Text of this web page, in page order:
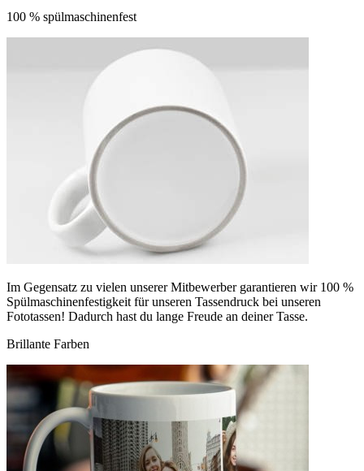
100 % spülmaschinenfest
Im Gegensatz zu vielen unserer Mitbewerber garantieren wir 100 %
Spülmaschinenfestigkeit für unseren Tassendruck bei unseren
Fototassen! Dadurch hast du lange Freude an deiner Tasse.
Brillante Farben